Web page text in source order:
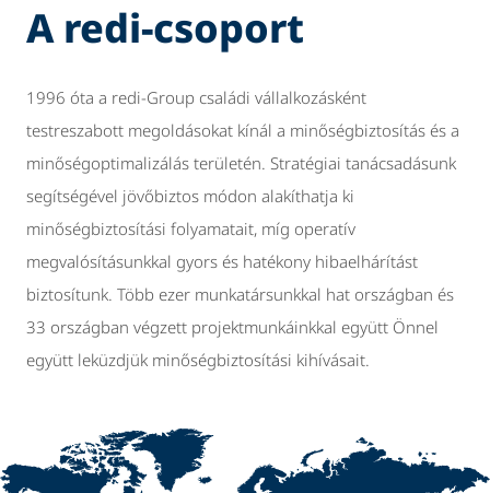
A redi-csoport
1996 óta a redi-Group családi vállalkozásként
testreszabott megoldásokat kínál a minőségbiztosítás és a
minőségoptimalizálás területén. Stratégiai tanácsadásunk
segítségével jövőbiztos módon alakíthatja ki
minőségbiztosítási folyamatait, míg operatív
megvalósításunkkal gyors és hatékony hibaelhárítást
biztosítunk. Több ezer munkatársunkkal hat országban és
33 országban végzett projektmunkáinkkal együtt Önnel
együtt leküzdjük minőségbiztosítási kihívásait.